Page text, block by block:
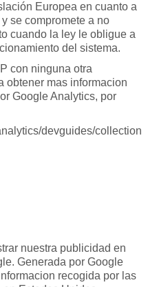
Europea en cuanto a
se compromete a no
cuando la ley le obligue a
del sistema.
con ninguna otra
obtener mas informacion
Google Analytics, por
devguides/
nuestra publicidad en
Generada por Google
recogida por las